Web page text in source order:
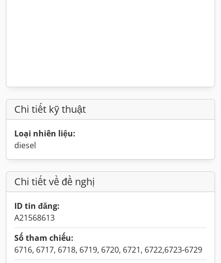
Chi tiết kỹ thuật
Loại nhiên liệu:
diesel
Chi tiết về đề nghị
ID tin đăng:
A21568613
Số tham chiếu:
6716, 6717, 6718, 6719, 6720, 6721, 6722,6723-6729